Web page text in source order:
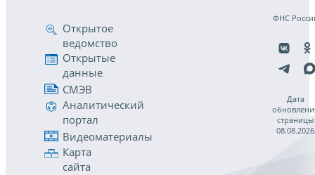
Открытое
ведомство
Открытые
данные
СМЭВ
Аналитический
портал
Видеоматериалы
Карта
сайта
ФНС
Дата
страницы
08.08.2026